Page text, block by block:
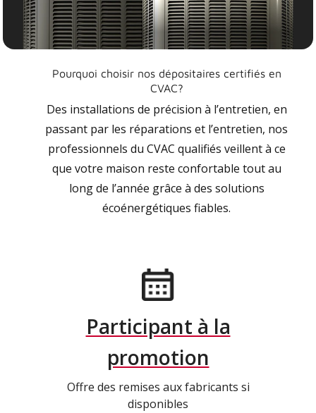
Pourquoi choisir nos dépositaires certifiés en
CVAC?
Des installations de précision à l’entretien, en
passant par les réparations et l’entretien, nos
professionnels du CVAC qualifiés veillent à ce
que votre maison reste confortable tout au
long de l’année grâce à des solutions
écoénergétiques fiables.
Participant à la
promotion
Offre des remises aux fabricants si
disponibles